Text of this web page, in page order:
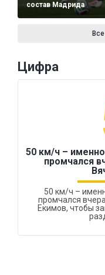
состав Мадрида
Цифра
50 км/ч –
промчался
50 км/ч –
промчался
Екимов, чтобы